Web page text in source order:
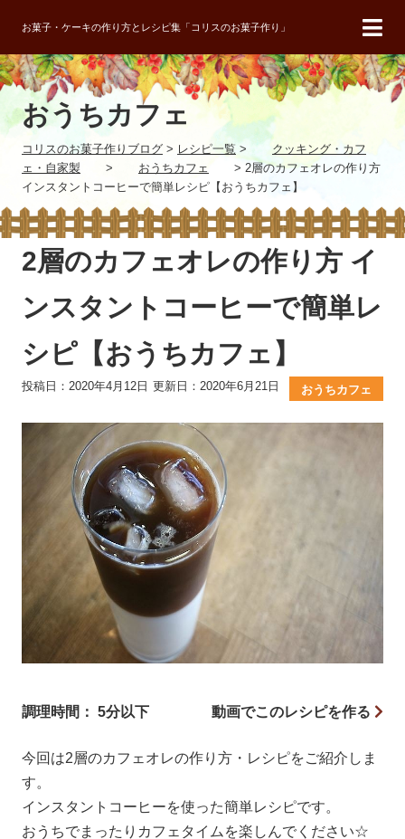
お菓子・ケーキの作り方とレシピ集「コリスのお菓子作り」
おうちカフェ
コリスのお菓子作りブログ > レシピ一覧 >
クッキング・カフ
ェ・自家製
> おうちカフェ > 2層のカフェオレの作り方
インスタントコーヒーで簡単レシピ【おうちカフェ】
2層のカフェオレの作り方 イ
ンスタントコーヒーで簡単レ
シピ【おうちカフェ】
投稿日：2020年4月12日 更新日：2020年6月21日 おうちカフェ
調理時間： 5分以下 動画でこのレシピを作る
今回は2層のカフェオレの作り方・レシピをご紹介しま
す。
インスタントコーヒーを使った簡単レシピです。
おうちでまったりカフェタイムを楽しんでください☆